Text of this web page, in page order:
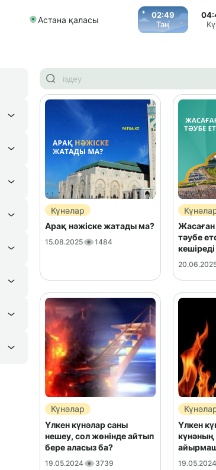
Астана қаласы
02:49
Таң
Күнәлар
Арақ нәжіске жатады ма?
15.08.2025 1484
Жасаған
тәубе
Күнәлар
Үлкен күнәлар саны
нешеу, сол жөнінде айтып
бере аласыз ба?
19.05.2024 3739
Үлкен
күнәның
19.05.2024